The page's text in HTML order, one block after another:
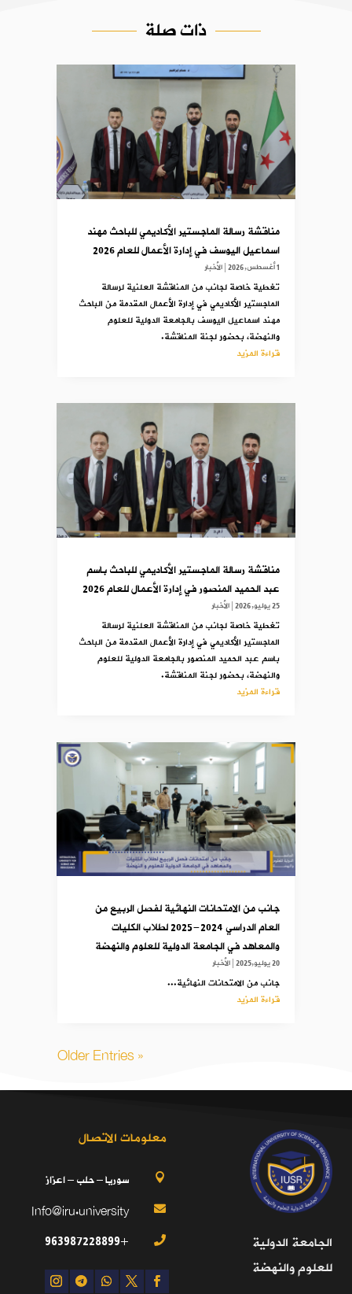
ذات صلة
مناقشة رسالة الماجستير الأكاديمي للباحث مهند
اسماعيل اليوسف في إدارة الأعمال للعام 2026
1 أغسطس,2026 |الأخبار
تغطية خاصة لجانب من المناقشة العلنية لرسالة
الماجستير الأكاديمي في إدارة الأعمال المقدمة من الباحث
مهند اسماعيل اليوسف بالجامعة الدولية للعلوم
والنهضة، بحضور لجنة المناقشة.
قراءة المزيد
مناقشة رسالة الماجستير الأكاديمي للباحث باسم
عبد الحميد المنصور في إدارة الأعمال للعام 2026
25 يوليو,2026 |الأخبار
تغطية خاصة لجانب من المناقشة العلنية لرسالة
الماجستير الأكاديمي في إدارة الأعمال المقدمة من الباحث
باسم عبد الحميد المنصور بالجامعة الدولية للعلوم
والنهضة، بحضور لجنة المناقشة.
قراءة المزيد
جانب من الامتحانات النهائية لفصل الربيع من
العام الدراسي 2024-2025 لطلاب الكليات
والمعاهد في الجامعة الدولية للعلوم والنهضة
20 يوليو,2025 |الأخبار
جانب من الامتحانات النهائية...
قراءة المزيد
« Older Entries
الجامعة الدولية
للعلوم والنهضة
معلومات الاتصال
 سوريا – حلب – اعزاز

Info@iru.university

+963987228899